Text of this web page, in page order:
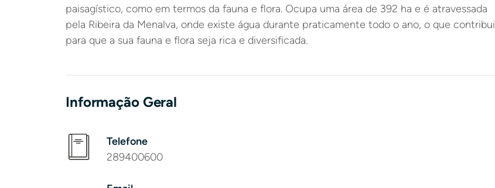
paisagístico, como em termos da fauna e flora. Ocupa uma área de 392 ha e é atravessada
pela Ribeira da Menalva, onde existe água durante praticamente todo o ano, o que contribui
para que a sua fauna e flora seja rica e diversificada.
Informação Geral
Telefone
289400600